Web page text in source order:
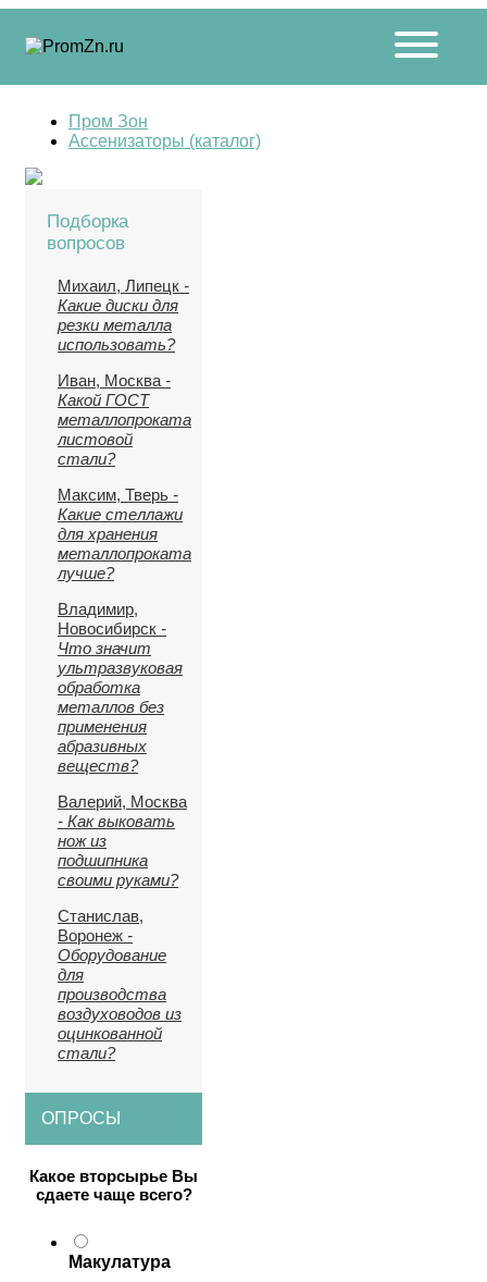
Пром Зон
Ассенизаторы (каталог)
Подборка
вопросов
Михаил, Липецк -
Какие диски для
резки металла
использовать?
Иван, Москва -
Какой ГОСТ
металлопроката
листовой
стали?
Максим, Тверь -
Какие стеллажи
для хранения
металлопроката
лучше?
Владимир,
Новосибирск -
Что значит
ультразвуковая
обработка
металлов без
применения
абразивных
веществ?
Валерий, Москва
- Как выковать
нож из
подшипника
своими руками?
Станислав,
Воронеж -
Оборудование
для
производства
воздуховодов из
оцинкованной
стали?
ОПРОСЫ
Какое вторсырье Вы
сдаете чаще всего?
Макулатура